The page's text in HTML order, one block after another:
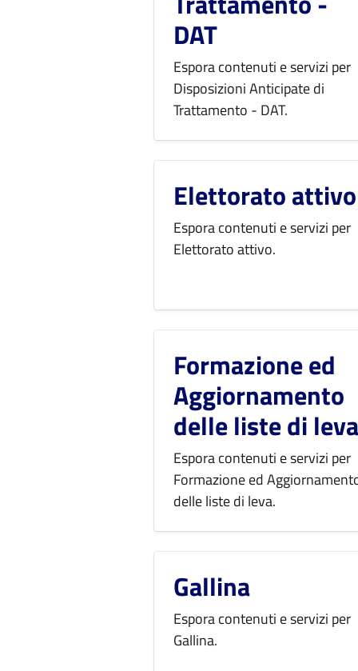
DAT
Espora contenuti e servizi per
Disposizioni Anticipate di
Trattamento - DAT.
Elettorato attivo
Espora contenuti e servizi per
Elettorato attivo.
Formazione ed
Aggiornamento
delle liste di leva
Espora contenuti e servizi per
Formazione ed
delle liste di leva.
Gallina
Espora contenuti e servizi per
Gallina.